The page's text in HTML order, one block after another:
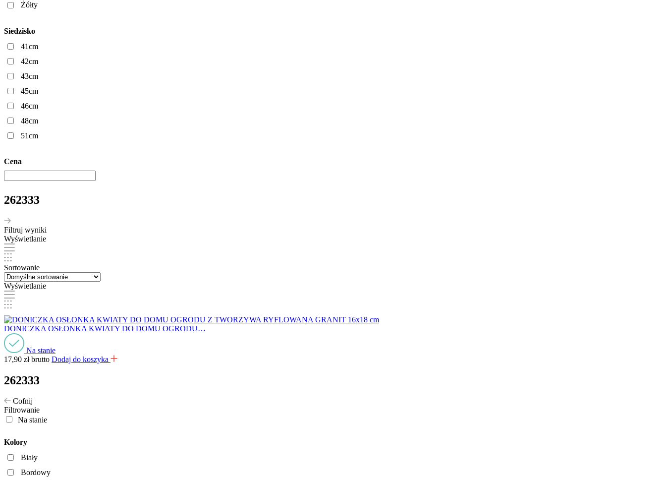
Żółty
Siedzisko
41cm
42cm
43cm
45cm
46cm
48cm
51cm
Cena
262333
Filtruj wyniki
Wyświetlanie
Sortowanie
Wyświetlanie
DONICZKA OSŁONKA KWIATY DO DOMU OGRODU…
Na stanie
17,90 zł brutto Dodaj do koszyka
262333
Cofnij
Filtrowanie
Na stanie
Kolory
Biały
Bordowy